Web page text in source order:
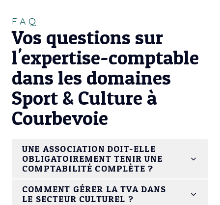
FAQ
Vos questions sur
l'expertise-comptable
dans les domaines
Sport & Culture à
Courbevoie
UNE ASSOCIATION DOIT-ELLE
OBLIGATOIREMENT TENIR UNE
COMPTABILITÉ COMPLÈTE ?
COMMENT GÉRER LA TVA DANS
LE SECTEUR CULTUREL ?